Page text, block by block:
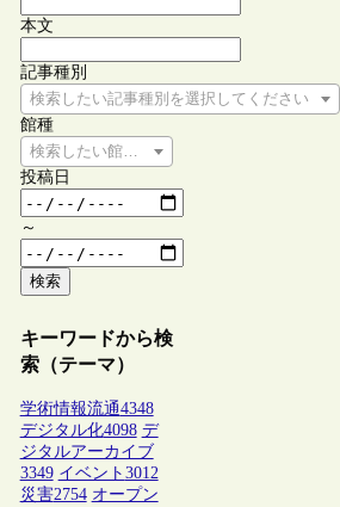
本文
記事種別
検索したい記事種別を選択してください
館種
検索したい館種を選択してください
投稿日
～
検索
キーワードから検
索（テーマ）
学術情報流通4348
デジタル化4098 デ
ジタルアーカイブ
3349 イベント 3012
災害2754 オープン